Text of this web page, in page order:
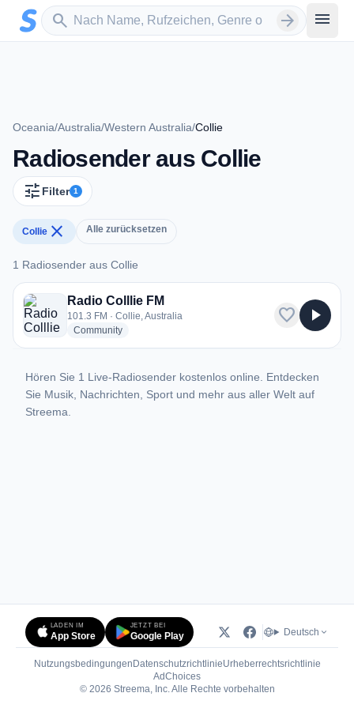
Zum Hauptinhalt springen
search
Sender suchen arrow_forward menu
Oceania/Australia/Western Australia/Collie
Radiosender aus Collie
tune Filter 1
Collie close Alle zurücksetzen
1 Radiosender aus Collie
1 Radiosender aus Collie
Radio Colllie FM
101.3 FM · Collie, Australia
Communityradio stations
favorite play_arrow
Hören Sie 1 Live-Radiosender kostenlos online. Entdecken
Sie Musik, Nachrichten, Sport und mehr aus aller Welt auf
Streema.
LADEN IM
App Store
JETZT BEI
Google Play Deutsch
Nutzungsbedingungen DatenschutzrichtlinieUrheberrechtsrichtlinie
AdChoices(öffnet in neuem Tab)
© 2026 Streema, Inc. Alle Rechte vorbehalten